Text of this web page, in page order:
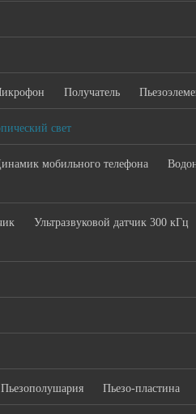
Получатель
свет
мобильного телефона
Ультразвуковой датчик 300 кГц
Пьезополушария Пьезо-пластина